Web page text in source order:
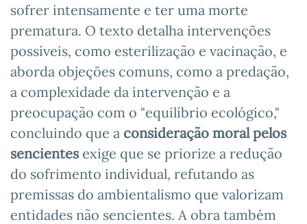
sofrer intensamente e ter uma morte
prematura. O texto detalha intervenções
possíveis, como esterilização e vacinação, e
aborda objeções comuns, como a predação,
a complexidade da intervenção e a
preocupação com o "equilíbrio ecológico,"
concluindo que a consideração moral pelos
sencientesexige que se priorize a redução
do sofrimento individual, refutando as
premissas do ambientalismo que valorizam
entidades não sencientes. A obra também